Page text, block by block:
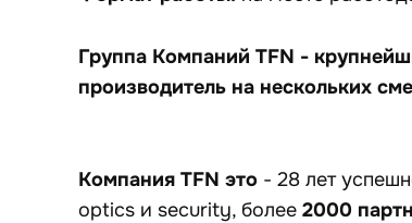
Группа Компаний TFN -
производитель на нескольких
Компания TFN это - 28 лет
optics и security, более 2000